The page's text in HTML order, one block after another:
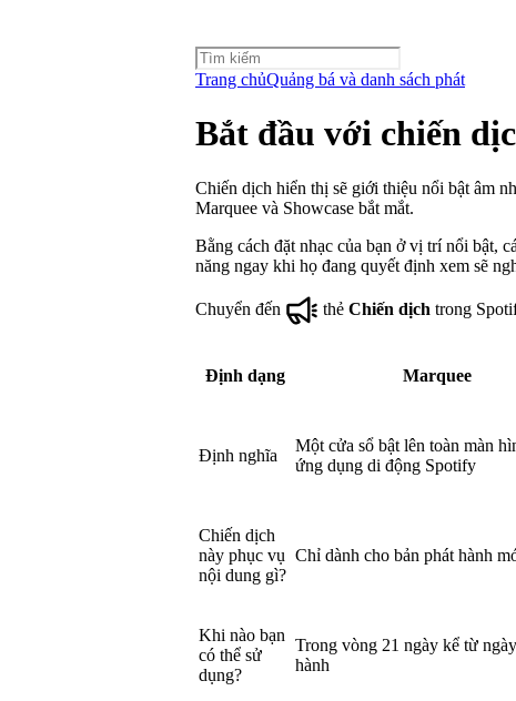
Trang chủQuảng bá và danh sách phát
Bắt đầu với chiến
Chiến dịch hiển thị sẽ giới thiệu nổi bật âm
Marquee và Showcase bắt mắt.
Bằng cách đặt nhạc của bạn ở vị trí nổi bật,
năng ngay khi họ đang quyết định xem sẽ
Chuyển đến thẻ Chiến dịch trong
Định dạng Marquee
Định nghĩa
Một cửa sổ bật lên toàn màn
ứng dụng di động Spotify
Chiến dịch
này phục vụ
nội dung gì?
Chỉ dành cho bản phát hành
Khi nào bạn
có thể sử
dụng?
Trong vòng 21 ngày kể từ
hành